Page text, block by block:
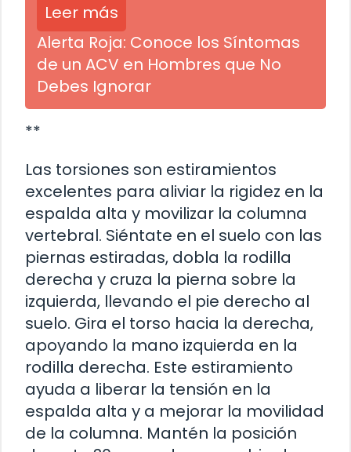
Leer más
Alerta Roja: Conoce los Síntomas
de un ACV en Hombres que No
Debes Ignorar
**
Las torsiones son estiramientos
excelentes para aliviar la rigidez en la
espalda alta y movilizar la columna
vertebral. Siéntate en el suelo con las
piernas estiradas, dobla la rodilla
derecha y cruza la pierna sobre la
izquierda, llevando el pie derecho al
suelo. Gira el torso hacia la derecha,
apoyando la mano izquierda en la
rodilla derecha. Este estiramiento
ayuda a liberar la tensión en la
espalda alta y a mejorar la movilidad
de la columna. Mantén la posición